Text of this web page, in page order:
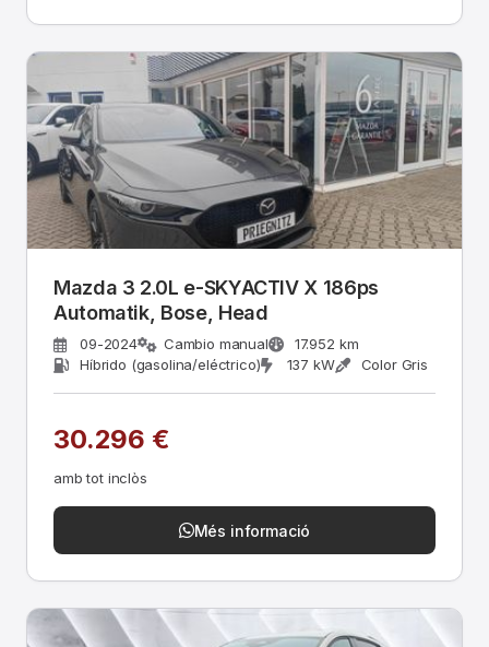
Mazda 3 2.0L e-SKYACTIV X 186ps
Automatik, Bose, Head
09-2024 Cambio manual
17.952 km
Híbrido (gasolina/eléctrico)
137 kW Color Gris
30.296 €
amb tot inclòs
Més informació